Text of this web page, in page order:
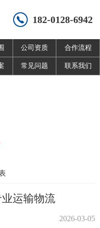
182-0128-6942
公司资质 合作流程
常见问题 联系我们
运输物流
2026-03-05